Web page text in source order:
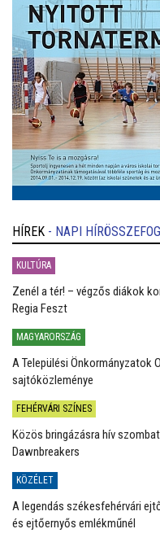
HÍREK - NAPI
KULTÚRA
Zenél a tér! – végzős diákok
Regia Feszt
MAGYARORSZÁG
A Települési Önkormányzatok
sajtóközleménye
FEHÉRVÁRI SZÍNES
Közös bringázásra hív
Dawnbreakers
KÖZÉLET
A legendás székesfehérvári
és ejtőernyős emlékműnél